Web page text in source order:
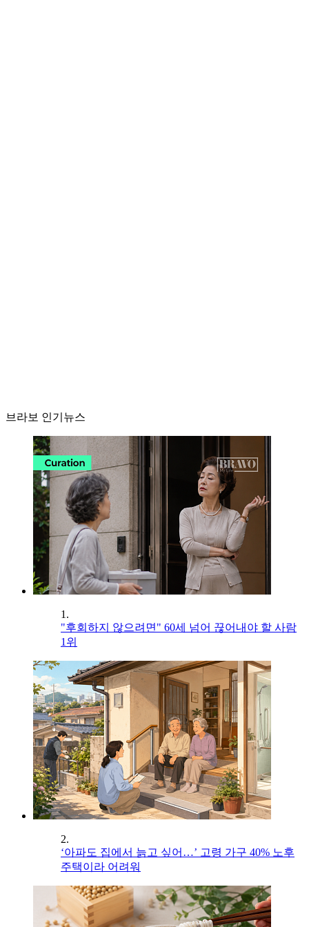
브라보 인기뉴스
1.
"후회하지 않으려면" 60세 넘어 끊어내야 할 사람
1위
2.
‘아파도 집에서 늙고 싶어…’ 고령 가구 40% 노후
주택이라 어려워